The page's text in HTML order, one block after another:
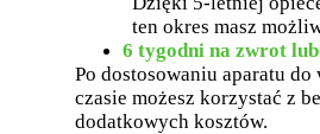
ten okres masz
6 tygodni na zwrot
Po dostosowaniu aparatu
czasie możesz korzystać z
dodatkowych kosztów.